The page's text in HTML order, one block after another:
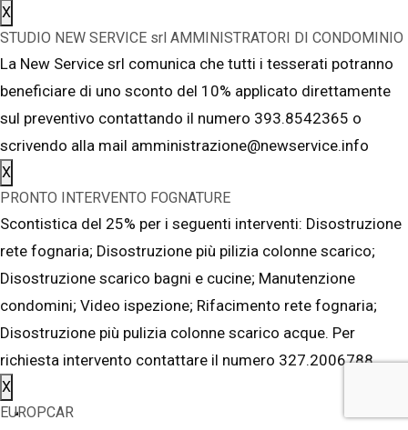
X
STUDIO NEW SERVICE srl AMMINISTRATORI DI CONDOMINIO
La New Service srl comunica che tutti i tesserati potranno
beneficiare di uno sconto del 10% applicato direttamente
sul preventivo contattando il numero 393.8542365 o
scrivendo alla mail amministrazione@newservice.info
X
PRONTO INTERVENTO FOGNATURE
Scontistica del 25% per i seguenti interventi: Disostruzione
rete fognaria; Disostruzione più pilizia colonne scarico;
Disostruzione scarico bagni e cucine; Manutenzione
condomini; Video ispezione; Rifacimento rete fognaria;
Disostruzione più pulizia colonne scarico acque. Per
richiesta intervento contattare il numero 327.2006788
X
EUROPCAR